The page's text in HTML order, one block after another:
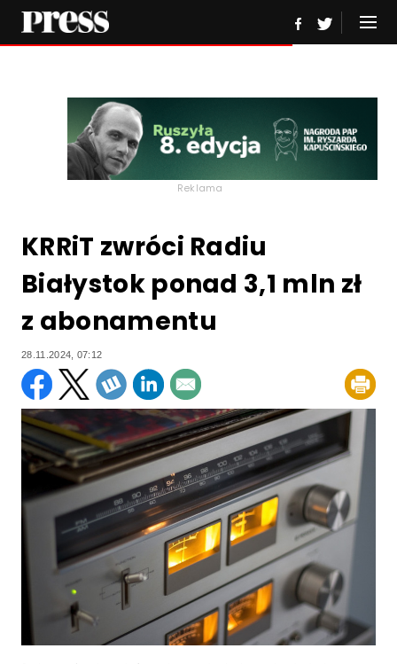
Reklama
KRRiT zwróci Radiu
Białystok ponad 3,1 mln zł
z abonamentu
28.11.2024, 07:12